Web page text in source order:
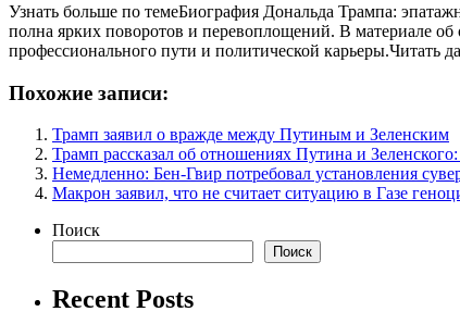
Узнать больше по темеБиография Дональда Трампа:
полна ярких поворотов и перевоплощений. В материале
профессионального пути и политической карьеры.Читать
Похожие записи:
Трамп заявил о вражде между Путиным и Зеленским
Трамп рассказал об отношениях Путина и
Немедленно: Бен-Гвир потребовал установления
Макрон заявил, что не считает ситуацию в Газе
Поиск
Поиск
Recent Posts